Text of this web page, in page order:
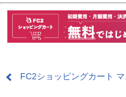
FC2ショッピングカート